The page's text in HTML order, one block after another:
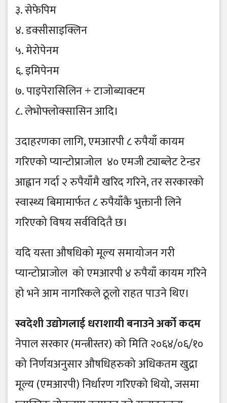
३. सेफेपिम
४. डक्सीसाइक्लिन
५. मेरोपेनम
६. इमिपेनम
७. पाइपेरासिलिन + टाजोब्याक्टम
८. लेभोफ्लोक्सासिन आदि।
उदाहरणका लागि, एमआरपी ८ रुपैयाँ कायम
गरिएको प्यान्टोप्राजोल ४० एमजी ट्याब्लेट टेन्डर
आह्वान गर्दा २ रुपैयाँमै खरिद गरिने, तर सरकारको
स्वास्थ्य बिमामार्फत ८ रुपैयाँकै भुक्तानी लिने
गरिएको विषय सर्वविदितै छ।
यदि यस्ता औषधिको मूल्य समायोजन गरी
प्यान्टोप्राजोल को एमआरपी ४ रुपैयाँ कायम गरिने
हो भने आम नागरिकले ठूलो राहत पाउने थिए।
स्वदेशी उद्योगलाई धराशायी बनाउने अर्को कदम
नेपाल सरकार (मन्त्रीस्तर) को मिति २०६४/०६/१०
को निर्णयअनुसार औषधिहरुको अधिकतम खुद्रा
मूल्य (एमआरपी) निर्धारण गरिएको थियो, जसमा